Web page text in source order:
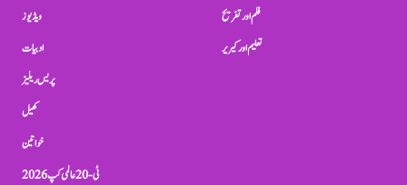
ویڈیوز
ادبیات
پریس ریلیز
کھیل
خواتین
ٹی-20 عالمی کپ 2026
فلم اور تفریح
تعلیم اور کیریر